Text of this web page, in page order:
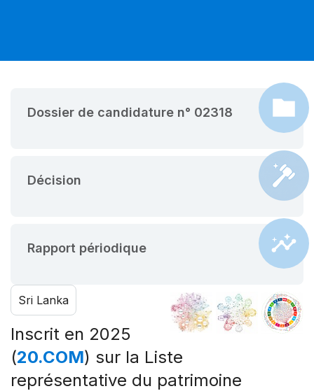
Dossier de candidature n° 02318
Décision
Rapport périodique
Sri Lanka
Inscrit en 2025
(20.COM) sur la Liste
représentative du patrimoine